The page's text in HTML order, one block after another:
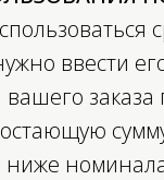
ввести
вашего